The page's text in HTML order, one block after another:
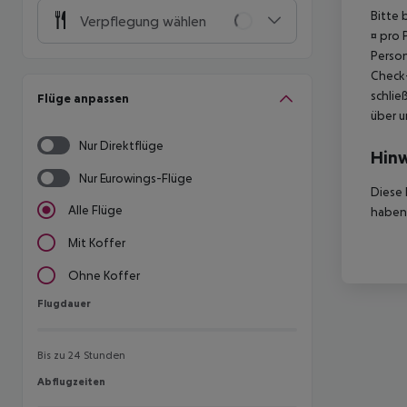
Verpflegung wählen
Flüge anpassen
Nur Direktflüge
Nur Eurowings-Flüge
Alle Flüge
Mit Koffer
Ohne Koffer
Flugdauer
Flugdauer
Bis zu 24 Stunden
Abflugzeiten
Abflugzeiten
Bitte
¤ pro
über
Diese